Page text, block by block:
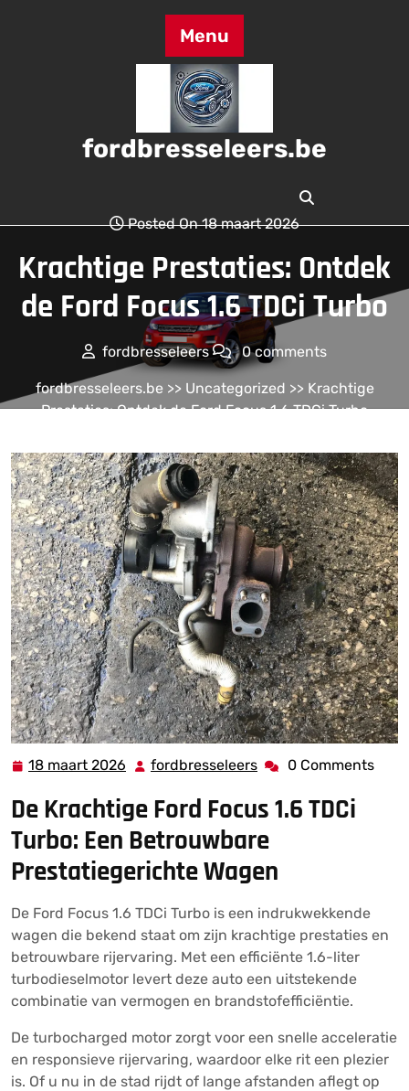
Menu
fordbresseleers.be
Posted On 18 maart 2026
Krachtige Prestaties: Ontdek
de Ford Focus 1.6 TDCi Turbo
fordbresseleers 0 comments
fordbresseleers.be>> Uncategorized >> Krachtige
Prestaties: Ontdek de Ford Focus 1.6 TDCi Turbo
18 maart 2026 18
2026
fordbresseleers fordbresseleers
0 Comments
De Krachtige Ford Focus 1.6 TDCi
Turbo: Een Betrouwbare
Prestatiegerichte Wagen
De Ford Focus 1.6 TDCi Turbo is een indrukwekkende
wagen die bekend staat om zijn krachtige prestaties en
betrouwbare rijervaring. Met een efficiënte 1.6-liter
turbodieselmotor levert deze auto een uitstekende
combinatie van vermogen en brandstofefficiëntie.
De turbocharged motor zorgt voor een snelle acceleratie
en responsieve rijervaring, waardoor elke rit een plezier
is. Of u nu in de stad rijdt of lange afstanden aflegt op